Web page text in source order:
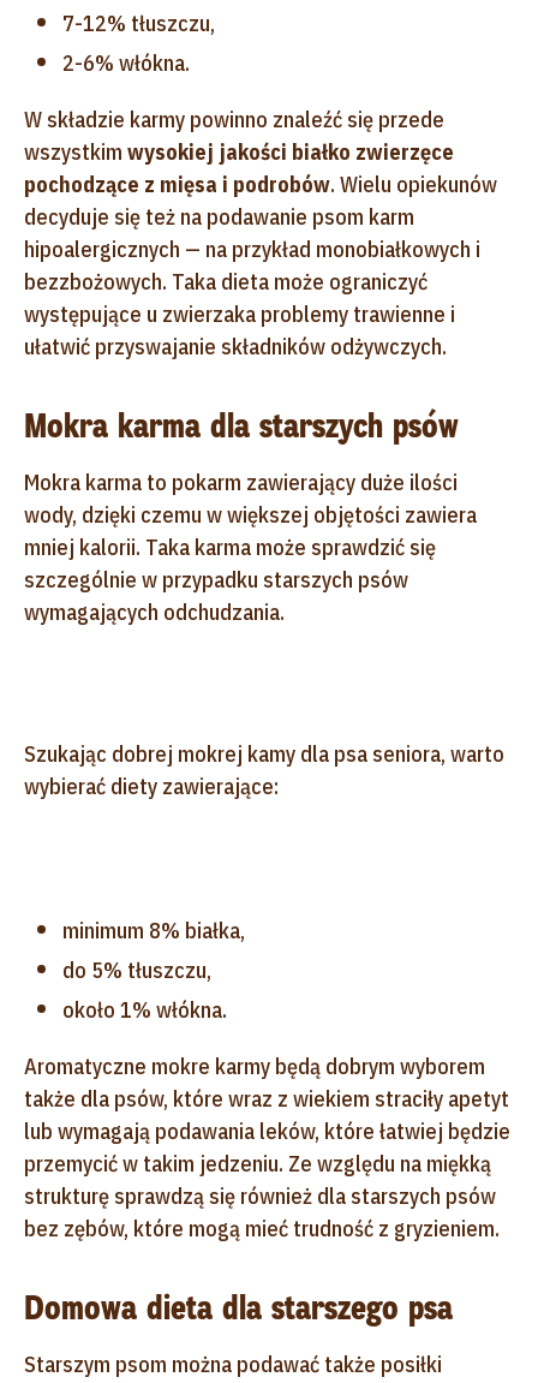
7-12% tłuszczu,
2-6% włókna.
W składzie karmy powinno znaleźć się przede
wszystkim wysokiej jakości białko zwierzęce
pochodzące z mięsa i podrobów. Wielu opiekunów
decyduje się też na podawanie psom karm
hipoalergicznych — na przykład monobiałkowych i
bezzbożowych. Taka dieta może ograniczyć
występujące u zwierzaka problemy trawienne i
ułatwić przyswajanie składników odżywczych.
Mokra karma dla starszych psów
Mokra karma to pokarm zawierający duże ilości
wody, dzięki czemu w większej objętości zawiera
mniej kalorii. Taka karma może sprawdzić się
szczególnie w przypadku starszych psów
wymagających odchudzania.
Szukając dobrej mokrej kamy dla psa seniora, warto
wybierać diety zawierające:
minimum 8% białka,
do 5% tłuszczu,
około 1% włókna.
Aromatyczne mokre karmy będą dobrym wyborem
także dla psów, które wraz z wiekiem straciły apetyt
lub wymagają podawania leków, które łatwiej będzie
przemycić w takim jedzeniu. Ze względu na miękką
strukturę sprawdzą się również dla starszych psów
bez zębów, które mogą mieć trudność z gryzieniem.
Domowa dieta dla starszego psa
Starszym psom można podawać także posiłki